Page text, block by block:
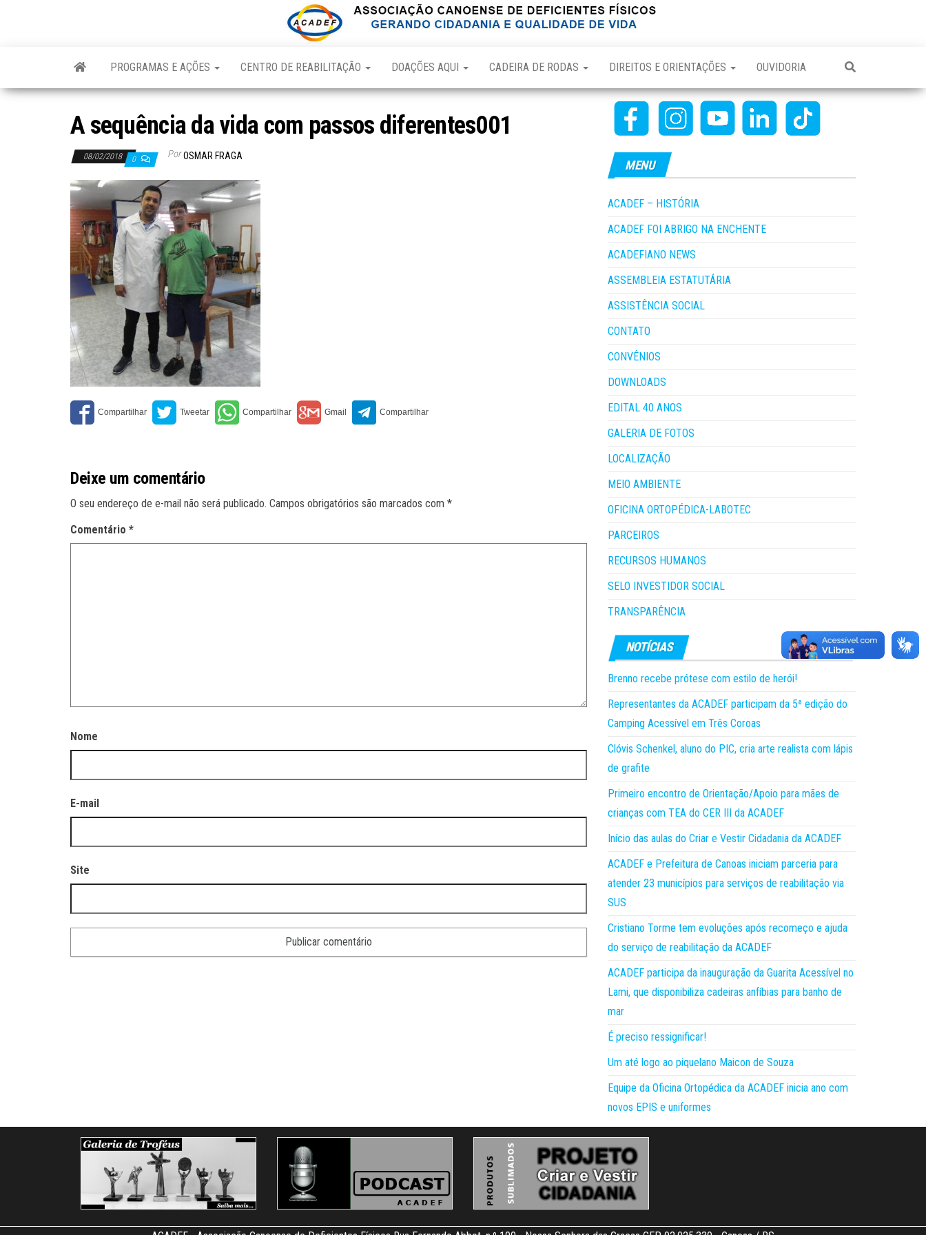
PROGRAMAS E AÇÕES CENTRO DE REABILITAÇÃO DOAÇÕES AQUI CADEIRA DE RODAS DIREITOS E ORIENTAÇÕES OUVIDORIA
A sequência da vida com passos diferentes001
08/02/2018 0 Por OSMAR FRAGA
Deixe um comentário
O seu endereço de e-mail não será publicado. Campos obrigatórios são marcados com *
Comentário *
Nome
E-mail
Site
MENU
ACADEF – HISTÓRIA
ACADEF FOI ABRIGO NA ENCHENTE
ACADEFIANO NEWS
ASSEMBLEIA ESTATUTÁRIA
ASSISTÊNCIA SOCIAL
CONTATO
CONVÊNIOS
DOWNLOADS
EDITAL 40 ANOS
GALERIA DE FOTOS
LOCALIZAÇÃO
MEIO AMBIENTE
OFICINA ORTOPÉDICA-LABOTEC
PARCEIROS
RECURSOS HUMANOS
SELO INVESTIDOR SOCIAL
TRANSPARÊNCIA
Brenno recebe prótese com estilo de herói!
Representantes da ACADEF participam da 5ª edição do
Camping Acessível em Três Coroas
Clóvis Schenkel, aluno do PIC, cria arte realista com lápis
de grafite
Primeiro encontro de Orientação/Apoio para mães de
crianças com TEA do CER III da ACADEF
Início das aulas do Criar e Vestir Cidadania da ACADEF
ACADEF e Prefeitura de Canoas iniciam parceria para
atender 23 municípios para serviços de reabilitação via
SUS
Cristiano Torme tem evoluções após recomeço e ajuda
do serviço de reabilitação da ACADEF
ACADEF participa da inauguração da Guarita Acessível no
Lami, que disponibiliza cadeiras anfíbias para banho de
mar
É preciso ressignificar!
Um até logo ao piquelano Maicon de Souza
Equipe da Oficina Ortopédica da ACADEF inicia ano com
novos EPIS e uniformes